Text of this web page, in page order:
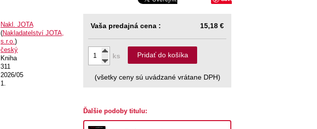
Nakl. JOTA
(Nakladatelství JOTA,
s.r.o.)
český
Kniha
311
2026/05
1.
Vaša predajná cena : 15,18 €
ks Pridať do košíka
(všetky ceny sú uvádzané vrátane DPH)
Ďalšie podoby titulu: